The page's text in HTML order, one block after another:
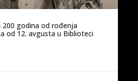
godina od rođenja
od 12. avgusta u Biblioteci